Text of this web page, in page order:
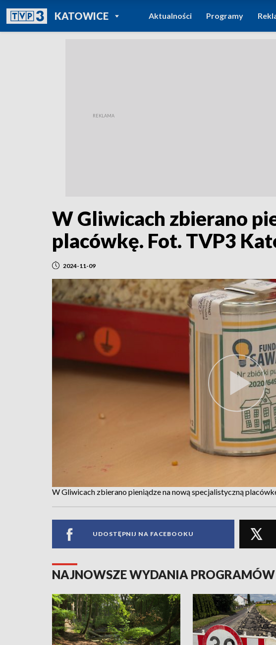
KATOWICEPOWRÓT DO
TVP REGIONY
Aktualności Programy
W Gliwicach zbierano
placówkę. Fot. TVP3
2024-11-09
W Gliwicach zbierano pieniądze na nową specjalistyczną
UDOSTĘPNIJ NA FACEBOOKU
NAJNOWSZE WYDANIA PROGRAMÓW